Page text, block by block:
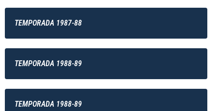
TEMPORADA 1987-88
TEMPORADA 1988-89
TEMPORADA 1988-89